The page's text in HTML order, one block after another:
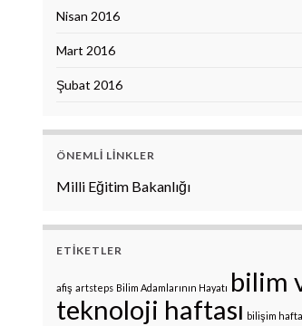
Nisan 2016
Mart 2016
Şubat 2016
ÖNEMLI LINKLER
Milli Eğitim Bakanlığı
ETIKETLER
afiş artsteps Bilim Adamlarının Hayatı bilim
teknoloji haftası bilişim